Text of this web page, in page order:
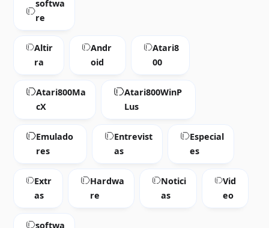
softwa
re
Altir
ra
Andr
oid
Atari8
00
Atari800Ma
cX
Atari800WinP
Lus
Emulado
res
Entrevist
as
Especial
es
Extr
as
Hardwa
re
Notici
as
Vid
eo
softwa